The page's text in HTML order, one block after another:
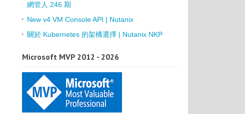
網管人 246 期
New v4 VM Console API | Nutanix
關於 Kubernetes 的架構選擇 | Nutanix NKP
Microsoft MVP 2012 - 2026